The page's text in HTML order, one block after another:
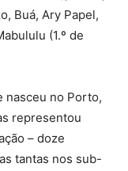
Buá, Ary Papel,
(1.º de
nasceu no Porto,
representou
– doze
tantas nos sub-